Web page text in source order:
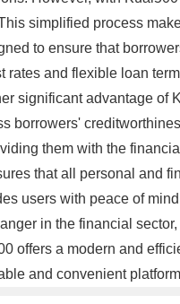
simplified process
to ensure that
and flexible loan
significant advantage of
borrowers'
them with the
that all personal and
users with peace of
in the financial
offers a modern and
and convenient